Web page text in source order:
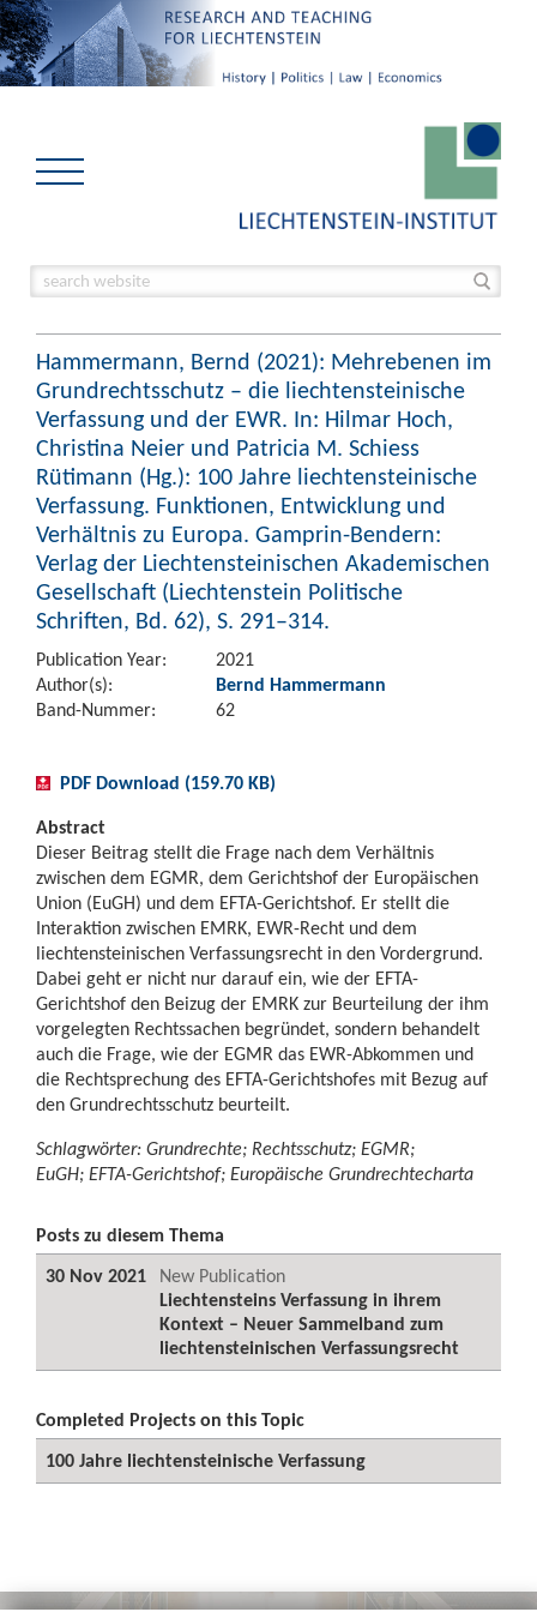
Hammermann, Bernd (2021): Mehrebenen im
Grundrechtsschutz – die liechtensteinische
Verfassung und der EWR. In: Hilmar Hoch,
Christina Neier und Patricia M. Schiess
Rütimann (Hg.): 100 Jahre liechtensteinische
Verfassung. Funktionen, Entwicklung und
Verhältnis zu Europa. Gamprin-Bendern:
Verlag der Liechtensteinischen Akademischen
Gesellschaft (Liechtenstein Politische
Schriften, Bd. 62), S. 291–314.
Publication Year:
2021
Author(s):
Bernd Hammermann
Band-Nummer:
62
PDF Download (159.70 KB)
Abstract
Dieser Beitrag stellt die Frage nach dem Verhältnis
zwischen dem EGMR, dem Gerichtshof der Europäischen
Union (EuGH) und dem EFTA-Gerichtshof. Er stellt die
Interaktion zwischen EMRK, EWR-Recht und dem
liechtensteinischen Verfassungsrecht in den Vordergrund.
Dabei geht er nicht nur darauf ein, wie der EFTA-
Gerichtshof den Beizug der EMRK zur Beurteilung der ihm
vorgelegten Rechtssachen begründet, sondern behandelt
auch die Frage, wie der EGMR das EWR-Abkommen und
die Rechtsprechung des EFTA-Gerichtshofes mit Bezug auf
den Grundrechtsschutz beurteilt.
Schlagwörter: Grundrechte; Rechtsschutz; EGMR;
EuGH; EFTA-Gerichtshof; Europäische Grundrechtecharta
Posts zu diesem Thema
30 Nov 2021
New Publication
Liechtensteins Verfassung in ihrem
Kontext – Neuer Sammelband zum
liechtensteinischen Verfassungsrecht
Completed Projects on this Topic
100 Jahre liechtensteinische Verfassung